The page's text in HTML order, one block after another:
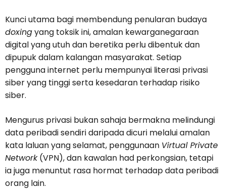
Kunci utama bagi membendung penularan budaya
doxingyang toksik ini, amalan kewarganegaraan
digital yang utuh dan beretika perlu dibentuk dan
dipupuk dalam kalangan masyarakat. Setiap
pengguna internet perlu mempunyai literasi privasi
siber yang tinggi serta kesedaran terhadap risiko
siber.
Mengurus privasi bukan sahaja bermakna melindungi
data peribadi sendiri daripada dicuri melalui amalan
kata laluan yang selamat, penggunaan Virtual Private
Network(VPN), dan kawalan had perkongsian, tetapi
ia juga menuntut rasa hormat terhadap data peribadi
orang lain.